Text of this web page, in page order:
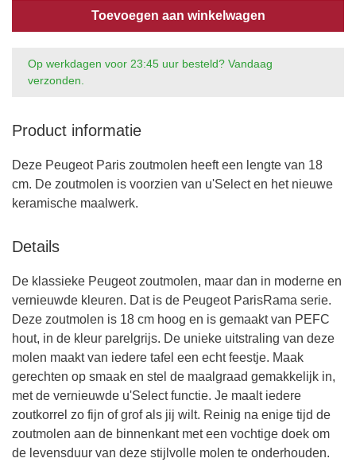
Toevoegen aan winkelwagen
Op werkdagen voor 23:45 uur besteld? Vandaag
verzonden.
Product informatie
Deze Peugeot Paris zoutmolen heeft een lengte van 18
cm. De zoutmolen is voorzien van u'Select en het nieuwe
keramische maalwerk.
Details
De klassieke Peugeot zoutmolen, maar dan in moderne en
vernieuwde kleuren. Dat is de Peugeot ParisRama serie.
Deze zoutmolen is 18 cm hoog en is gemaakt van PEFC
hout, in de kleur parelgrijs. De unieke uitstraling van deze
molen maakt van iedere tafel een echt feestje. Maak
gerechten op smaak en stel de maalgraad gemakkelijk in,
met de vernieuwde u'Select functie. Je maalt iedere
zoutkorrel zo fijn of grof als jij wilt. Reinig na enige tijd de
zoutmolen aan de binnenkant met een vochtige doek om
de levensduur van deze stijlvolle molen te onderhouden.